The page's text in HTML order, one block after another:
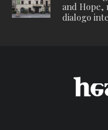
and Hope,
dialogo